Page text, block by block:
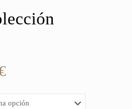
Rango
precios: